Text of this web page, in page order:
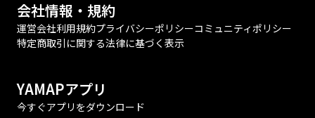
会社情報・規約
運営会社利用規約プライバシーポリシーコミュニティポリシー
特定商取引に関する法律に基づく表示
YAMAPアプリ
今すぐアプリをダウンロード